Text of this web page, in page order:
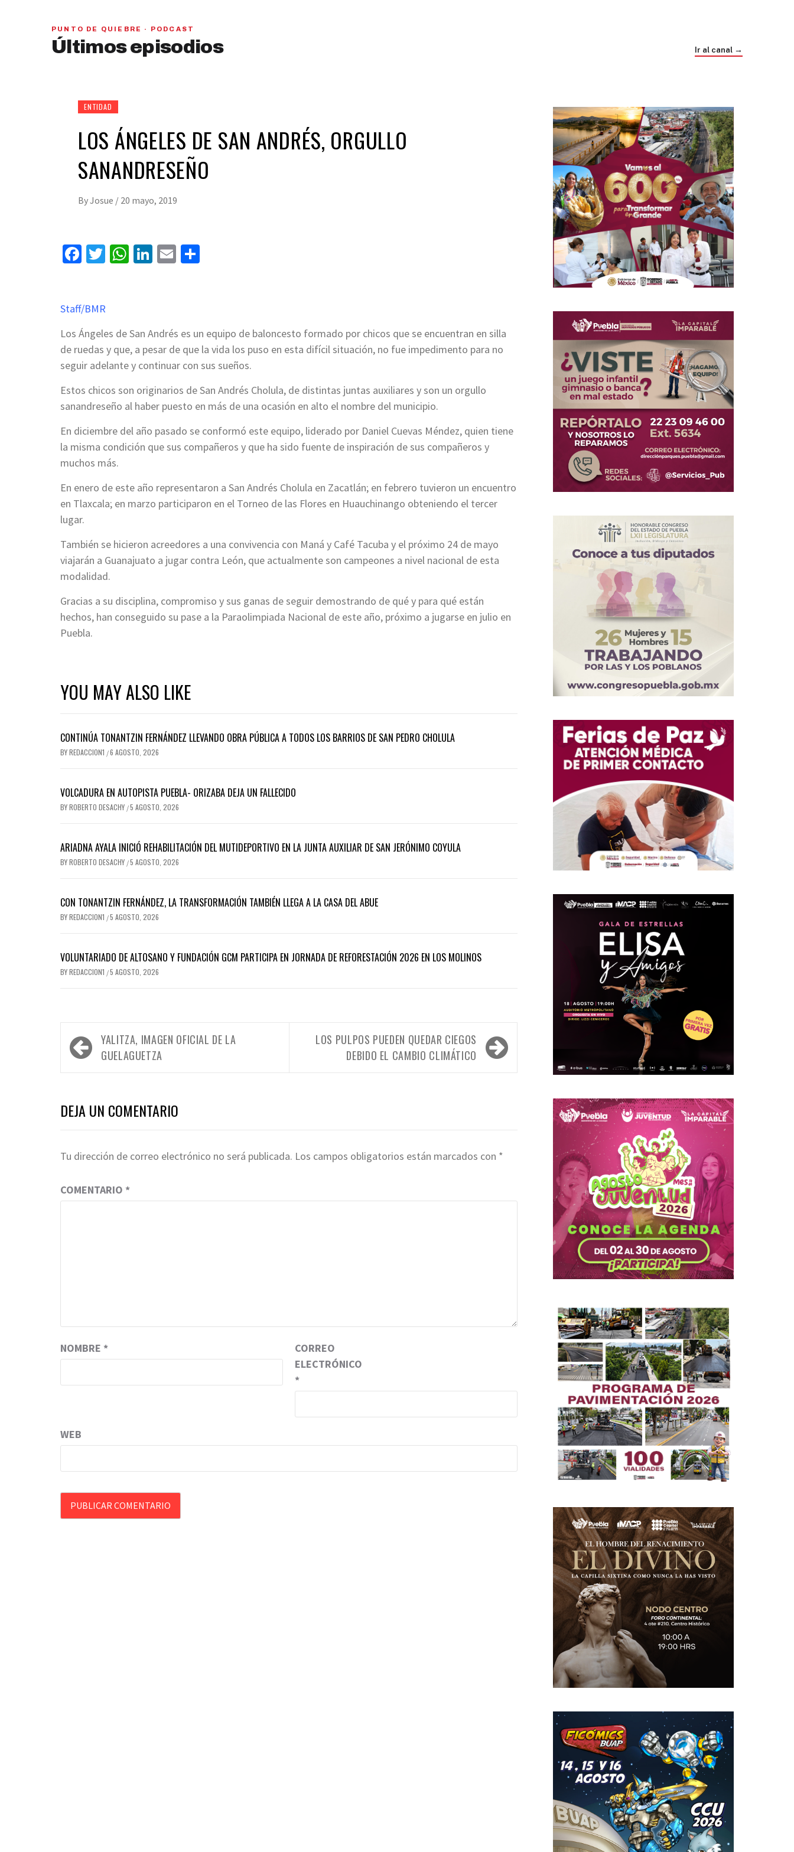
PUNTO DE QUIEBRE · PODCAST
Últimos episodios Ir al canal →
PAN y MC se beneficiarían con una alianza,
señaló Gerardo Leal
ENTIDAD
LOS ÁNGELES DE SAN ANDRÉS, ORGULLO
SANANDRESEÑO
ByJosue / 20 mayo, 2019
Facebook
Twitter
WhatsApp
LinkedIn
Email
Staff/BMR
Los Ángeles de San Andrés es un equipo de baloncesto formado por chicos que se encuentran en silla
de ruedas y que, a pesar de que la vida los puso en esta difícil situación, no fue impedimento para no
seguir adelante y continuar con sus sueños.
Estos chicos son originarios de San Andrés Cholula, de distintas juntas auxiliares y son un orgullo
sanandreseño al haber puesto en más de una ocasión en alto el nombre del municipio.
En diciembre del año pasado se conformó este equipo, liderado por Daniel Cuevas Méndez, quien tiene
la misma condición que sus compañeros y que ha sido fuente de inspiración de sus compañeros y
muchos más.
En enero de este año representaron a San Andrés Cholula en Zacatlán; en febrero tuvieron un encuentro
en Tlaxcala; en marzo participaron en el Torneo de las Flores en Huauchinango obteniendo el tercer
lugar.
También se hicieron acreedores a una convivencia con Maná y Café Tacuba y el próximo 24 de mayo
viajarán a Guanajuato a jugar contra León, que actualmente son campeones a nivel nacional de esta
modalidad.
Gracias a su disciplina, compromiso y sus ganas de seguir demostrando de qué y para qué están
hechos, han conseguido su pase a la Paraolimpiada Nacional de este año, próximo a jugarse en julio en
Puebla.
YOU MAY ALSO LIKE
CONTINÚA TONANTZIN FERNÁNDEZ LLEVANDO OBRA PÚBLICA A TODOS LOS BARRIOS DE SAN PEDRO CHOLULA
BYREDACCION1 /6 AGOSTO, 2026
VOLCADURA EN AUTOPISTA PUEBLA- ORIZABA DEJA UN FALLECIDO
BYROBERTO DESACHY /5 AGOSTO, 2026
ARIADNA AYALA INICIÓ REHABILITACIÓN DEL MUTIDEPORTIVO EN LA JUNTA AUXILIAR DE SAN JERÓNIMO COYULA
BYROBERTO DESACHY /5 AGOSTO, 2026
CON TONANTZIN FERNÁNDEZ, LA TRANSFORMACIÓN TAMBIÉN LLEGA A LA CASA DEL ABUE
BYREDACCION1 /5 AGOSTO, 2026
VOLUNTARIADO DE ALTOSANO Y FUNDACIÓN GCM PARTICIPA EN JORNADA DE REFORESTACIÓN 2026 EN LOS MOLINOS
BYREDACCION1 /5 AGOSTO, 2026
Navegación
de
YALITZA, IMAGEN OFICIAL DE LA
GUELAGUETZA
LOS PULPOS PUEDEN QUEDAR CIEGOS
DEBIDO EL CAMBIO CLIMÁTICO
DEJA UN COMENTARIO
Tu dirección de correo electrónico no será publicada. Los campos obligatorios están marcados con *
COMENTARIO *
NOMBRE *
CORREO
ELECTRÓNICO
*
WEB